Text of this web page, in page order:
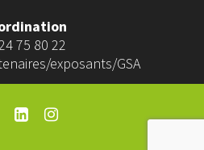
75 80 22
exposants/GSA